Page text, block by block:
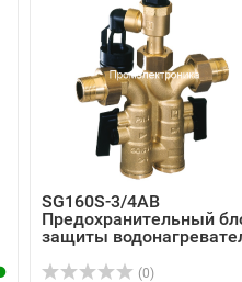
SG160S-3/4AB
Предохранительный
защиты
(0)